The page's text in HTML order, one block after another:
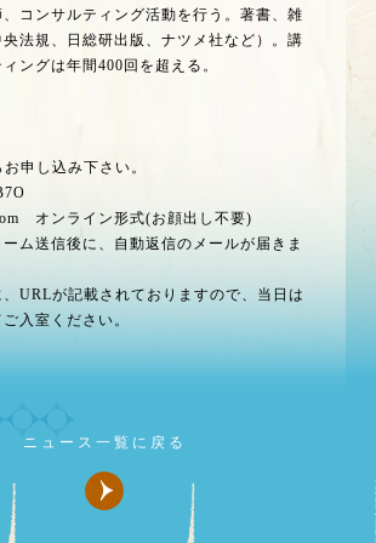
コンサルティング活動を行う。著書、雑
法規、日総研出版、ナツメ社など）。講
ングは年間400回を超える。
申し込み下さい。
オンライン形式(お顔出し不要)
ム送信後に、自動返信のメールが届きま
URLが記載されておりますので、当日は
入室ください。
ニュース一覧に戻る